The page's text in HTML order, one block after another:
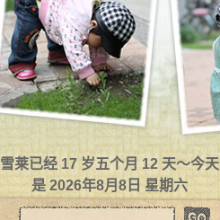
雪莱已经 17 岁五个月 12 天～今天
是 2026年8月8日 星期六